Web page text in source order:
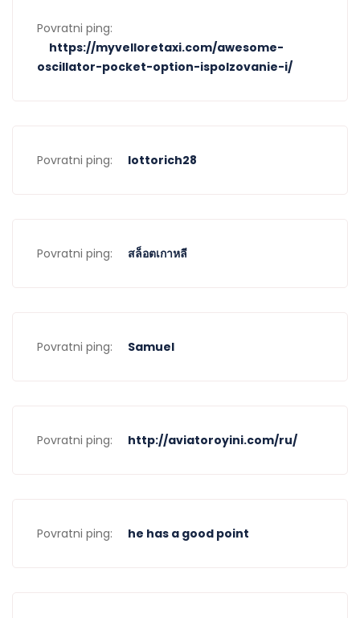
understanding society that respects the choices and
autonomy of individuals.
community, debunking misconceptions and shedding light
society that embraces diversity in all its forms. So let’s
Povratni ping:
https://myvelloretaxi.com/awesome-
oscillator-pocket-option-ispolzovanie-i/
Povratni ping: lottorich28
Povratni ping: สล็อตเกาหลี
Povratni ping: Samuel
Povratni ping: http://aviatoroyini.com/ru/
Povratni ping: he has a good point